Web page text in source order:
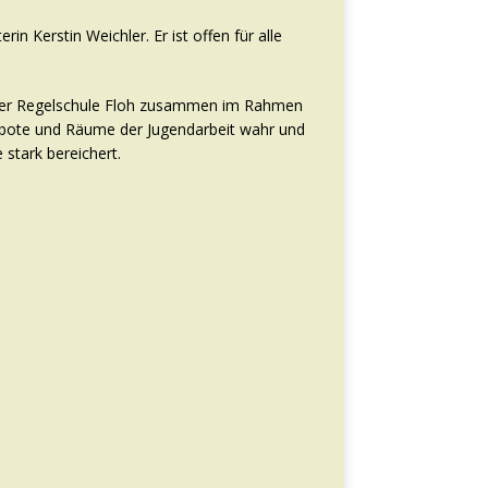
Kerstin Weichler. Er ist offen für alle
Regelschule Floh zusammen im Rahmen
und Räume der Jugendarbeit wahr und
stark bereichert.